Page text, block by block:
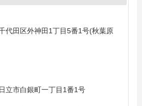
代田区外神田1丁目5番1号(秋葉原
立市白銀町一丁目1番1号